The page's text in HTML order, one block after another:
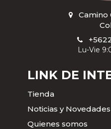
Camino
Lu-Vie
LINK DE
Tienda
Noticias y Novedades
Quienes somos